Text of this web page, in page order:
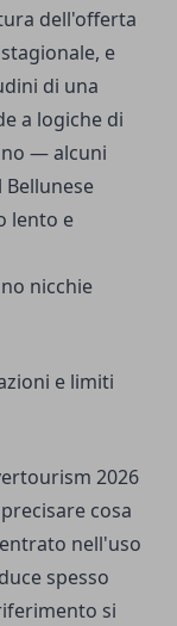
dell'offerta
e
di una
a logiche di
— alcuni
lento e
nicchie
e limiti
2026
cosa
nell'uso
spesso
si